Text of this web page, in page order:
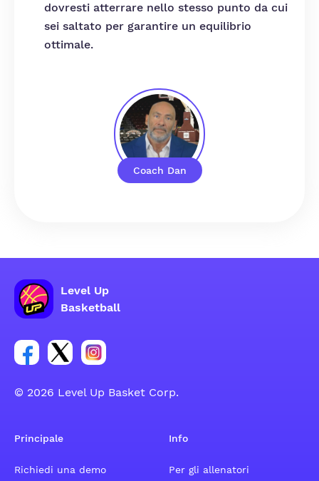
Coach Dan
dovresti atterrare nello stesso punto da cui
sei saltato per garantire un equilibrio
ottimale.
Level Up
Basketball
Link per il gruppo social dell'account Facebook
Link per il gruppo social dell'account Tweeter
Link per il gruppo social dell'account
© 2026 Level Up Basket Corp.
Principale
Richiedi una demo
Info
Per gli allenatori